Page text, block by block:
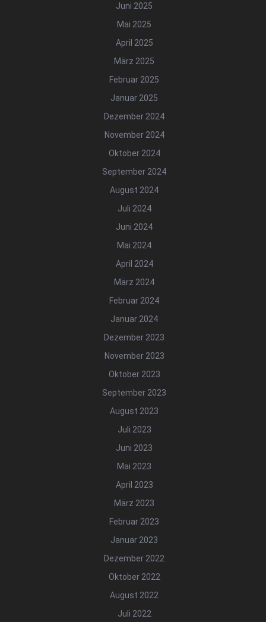
Juni 2025
Mai 2025
April 2025
März 2025
Februar 2025
Januar 2025
Dezember 2024
November 2024
Oktober 2024
September 2024
August 2024
Juli 2024
Juni 2024
Mai 2024
April 2024
März 2024
Februar 2024
Januar 2024
Dezember 2023
November 2023
Oktober 2023
September 2023
August 2023
Juli 2023
Juni 2023
Mai 2023
April 2023
März 2023
Februar 2023
Januar 2023
Dezember 2022
Oktober 2022
August 2022
Juli 2022